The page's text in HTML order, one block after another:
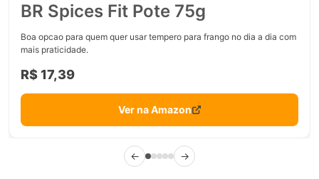
BR Spices Fit Pote 75g
Boa opcao para quem quer usar tempero para frango no dia a dia com
mais praticidade.
R$ 17,39
Ver na Amazon
← →